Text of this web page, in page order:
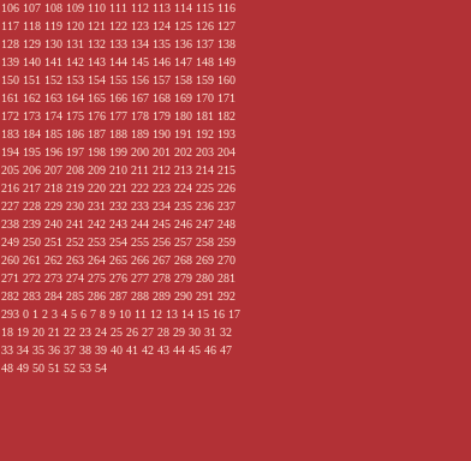
106 107 108 109 110 111 112 113 114 115 116
117 118 119 120 121 122 123 124 125 126 127
128 129 130 131 132 133 134 135 136 137 138
139 140 141 142 143 144 145 146 147 148 149
150 151 152 153 154 155 156 157 158 159 160
161 162 163 164 165 166 167 168 169 170 171
172 173 174 175 176 177 178 179 180 181 182
183 184 185 186 187 188 189 190 191 192 193
194 195 196 197 198 199 200 201 202 203 204
205 206 207 208 209 210 211 212 213 214 215
216 217 218 219 220 221 222 223 224 225 226
227 228 229 230 231 232 233 234 235 236 237
238 239 240 241 242 243 244 245 246 247 248
249 250 251 252 253 254 255 256 257 258 259
260 261 262 263 264 265 266 267 268 269 270
271 272 273 274 275 276 277 278 279 280 281
282 283 284 285 286 287 288 289 290 291 292
293 0 1 2 3 4 5 6 7 8 9 10 11 12 13 14 15 16 17
18 19 20 21 22 23 24 25 26 27 28 29 30 31 32
33 34 35 36 37 38 39 40 41 42 43 44 45 46 47
48 49 50 51 52 53 54